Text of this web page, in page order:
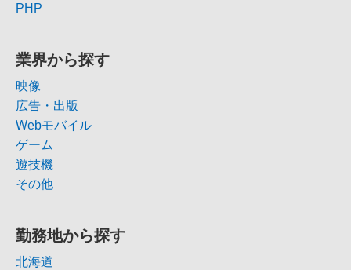
PHP
業界から探す
映像
広告・出版
Webモバイル
ゲーム
遊技機
その他
勤務地から探す
北海道